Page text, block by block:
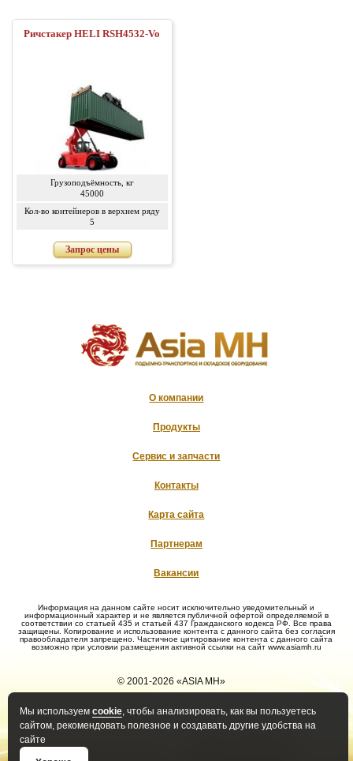
Ричстакер HELI RSH4532-Vo
Грузоподъёмность, кг
45000
Кол-во контейнеров в верхнем ряду
5
Запрос цены
Мы используем cookie, чтобы анализировать, как вы пользуетесь
сайтом, рекомендовать полезное и создавать другие удобства на
сайте
О компании
Продукты
Сервис и запчасти
Контакты
Карта сайта
Партнерам
Вакансии
Информация на данном сайте носит исключительно уведомительный и
информационный характер и не является публичной офертой определяемой в
соответствии со статьей 435 и статьей 437 Гражданского кодекса РФ. Все права
защищены. Копирование и использование контента с данного сайта без согласия
правообладателя запрещено. Частичное цитирование контента с данного сайта
возможно при условии размещения активной ссылки на сайт www.asiamh.ru
© 2001-2026 «ASIA MH»
Политика конфиденциальности
Политика оператора в
отношении обработки ПД
Положение о защите и порядке